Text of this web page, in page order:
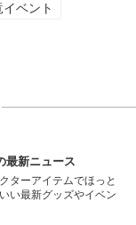
イベント
最新ニュース
ターアイテムでほっと
い最新グッズやイベン